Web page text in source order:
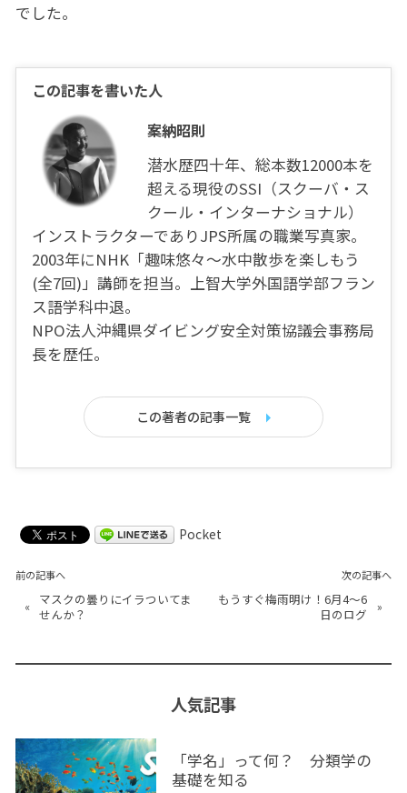
でした。
この記事を書いた人
案納昭則
潜水歴四十年、総本数12000本を
超える現役のSSI（スクーバ・ス
クール・インターナショナル）
インストラクターでありJPS所属の職業写真家。
2003年にNHK「趣味悠々〜水中散歩を楽しもう
(全7回)」講師を担当。上智大学外国語学部フラン
ス語学科中退。
NPO法人沖縄県ダイビング安全対策協議会事務局
長を歴任。
この著者の記事一覧
Pocket
前の記事へ
« マスクの曇りにイラついてま
せんか？
次の記事へ
もうすぐ梅雨明け！6月4〜6
日のログ
»
人気記事
「学名」って何？ 分類学の
基礎を知る